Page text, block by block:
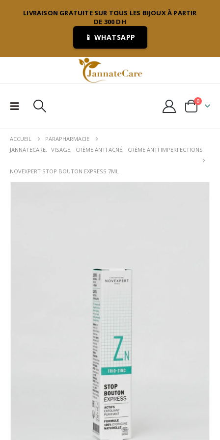
LIVRAISON GRATUITE SUR TOUS LES BIJOUX À PARTIR
DE 300 DH
📱 WHATSAPP
0
ACCUEIL
PARAPHARMACIE
JANNATECARE, VISAGE, CRÈME ANTI ACNÉ, CRÈME ANTI IMPERFECTIONS
NOVEXPERT STOP BOUTON EXPRESS 7ML